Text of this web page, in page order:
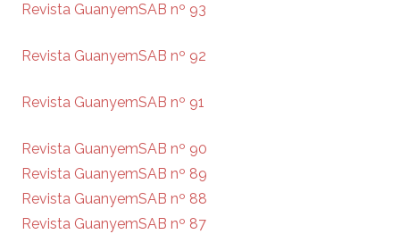
Revista GuanyemSAB nº 93
Revista GuanyemSAB nº 92
Revista GuanyemSAB nº 91
Revista GuanyemSAB nº 90
Revista GuanyemSAB nº 89
Revista GuanyemSAB nº 88
Revista GuanyemSAB nº 87